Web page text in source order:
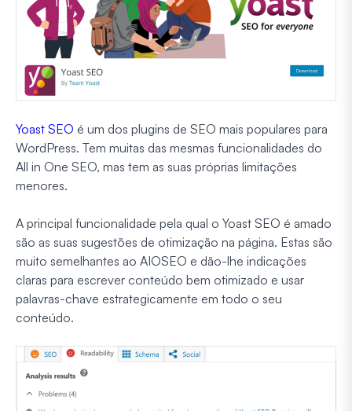
Yoast SEO é um dos plugins de SEO mais populares para
WordPress. Tem muitas das mesmas funcionalidades do
All in One SEO, mas tem as suas próprias limitações
menores.
A principal funcionalidade pela qual o Yoast SEO é amado
são as suas sugestões de otimização na página. Estas são
muito semelhantes ao AIOSEO e dão-lhe indicações
claras para escrever conteúdo bem otimizado e usar
palavras-chave estrategicamente em todo o seu
conteúdo.